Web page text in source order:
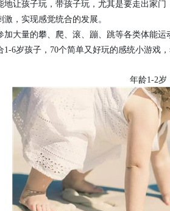
地让孩子玩，带孩子玩，尤其是要走出家
，实现感觉统合的发展。
加大量的攀、爬、滚、蹦、跳等各类体能
1-6岁孩子，70个简单又好玩的感统小游戏
年龄1-2岁